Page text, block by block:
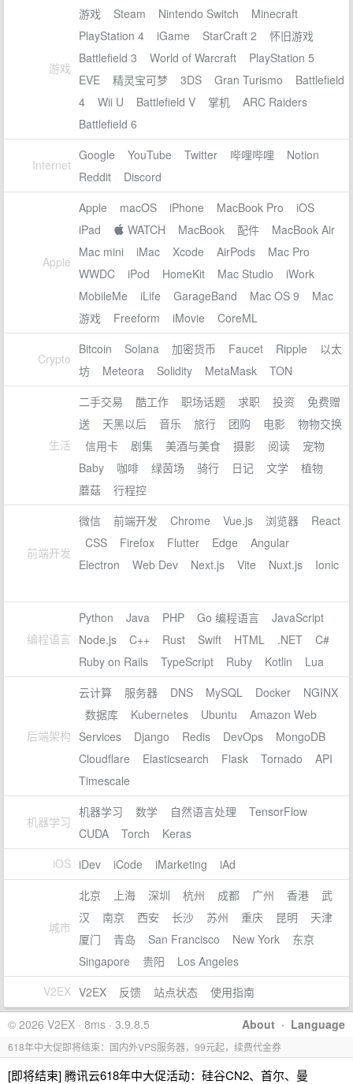
游戏
游戏 Steam Nintendo Switch
Minecraft
PlayStation 4
iGame StarCraft 2
怀旧游戏
Battlefield 3
World of Warcraft
PlayStation 5
EVE
精灵宝可梦 3DS Gran Turismo
Battlefield
4
Wii U Battlefield V 掌机
ARC Raiders
Battlefield 6
Internet
Google YouTube Twitter 哔哩哔哩
Notion
Reddit
Discord
Apple
Apple macOS iPhone MacBook Pro
iOS
iPad
 WATCH MacBook 配件
MacBook Air
Mac mini
iMac Xcode AirPods
Mac Pro
WWDC
iPod HomeKit Mac Studio
iWork
MobileMe
iLife GarageBand Mac OS 9
Mac
游戏
Freeform iMovie CoreML
Crypto
Bitcoin Solana 加密货币 Faucet Ripple
以太
坊
Meteora Solidity MetaMask TON
生活
二手交易 酷工作 职场话题 求职 投资
免费赠
送
天黑以后 音乐 旅行 团购 电影
物物交换
信用卡
剧集 美酒与美食 摄影 阅读
宠物
Baby
咖啡 绿茵场 骑行 日记 文学
植物
蘑菇
行程控
前端开发
微信 前端开发 Chrome Vue.js 浏览器
React
CSS
Firefox Flutter Edge
Angular
Electron
Web Dev Next.js Vite Nuxt.js Ionic
编程语言
Python Java PHP Go 编程语言
JavaScript
Node.js
C++ Rust Swift HTML .NET
C#
Ruby on Rails
TypeScript Ruby Kotlin Lua
后端架构
云计算 服务器 DNS MySQL Docker
NGINX
数据库
Kubernetes Ubuntu
Amazon Web
Services
Django Redis DevOps
MongoDB
Cloudflare
Elasticsearch Flask Tornado
API
Timescale
机器学习
机器学习 数学 自然语言处理
TensorFlow
CUDA
Torch
Keras
iOS iDev iCode iMarketing iAd
城市
北京 上海 深圳 杭州 成都 广州 香港
武
汉
南京 西安 长沙 苏州 重庆 昆明
天津
厦门
青岛 San Francisco New York
东京
Singapore
贵阳
Los Angeles
V2EX V2EX 反馈 站点状态 使用指南
About · Language
© 2026 V2EX · 8ms · 3.9.8.5
618年中大促即将结束：国内外VPS服务器，99元起，续费代金券
[即将结束] 腾讯云618年中大促活动：硅谷CN2、首尔、曼